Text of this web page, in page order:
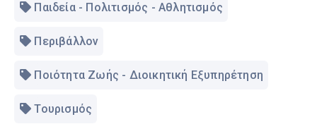
Παιδεία - Πολιτισμός - Αθλητισμός
Περιβάλλον
Ποιότητα Ζωής - Διοικητική Εξυπηρέτηση
Τουρισμός